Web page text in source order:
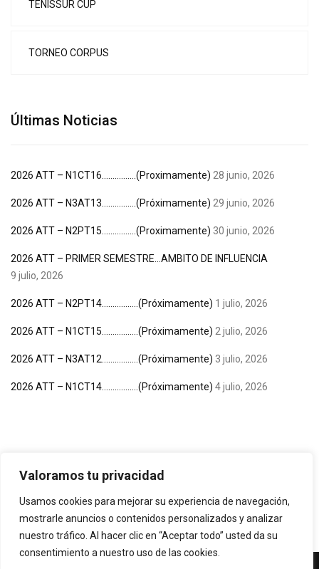
Valoramos tu privacidad
Usamos cookies para mejorar su experiencia de navegación,
mostrarle anuncios o contenidos personalizados y analizar
nuestro tráfico. Al hacer clic en “Aceptar todo” usted da su
consentimiento a nuestro uso de las cookies.
TENISSUR CUP
TORNEO CORPUS
Últimas Noticias
2026 ATT – N1CT16…………….(Proximamente) 28 junio, 2026
2026 ATT – N3AT13…………….(Próximamente) 29 junio, 2026
2026 ATT – N2PT15…………….(Proximamente) 30 junio, 2026
2026 ATT – PRIMER SEMESTRE…AMBITO DE INFLUENCIA
9 julio, 2026
2026 ATT – N2PT14……………..(Próximamente) 1 julio, 2026
2026 ATT – N1CT15……………..(Próximamente) 2 julio, 2026
2026 ATT – N3AT12……………..(Próximamente) 3 julio, 2026
2026 ATT – N1CT14……………..(Próximamente) 4 julio, 2026